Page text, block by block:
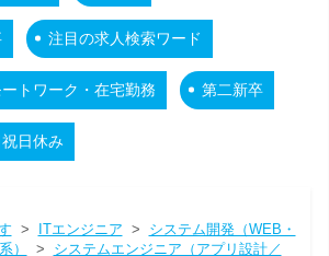
注目の求人検索ワード
ートワーク・在宅勤務 第二新卒
日休み
> ITエンジニア > システム開発（WEB・
）
> システムエンジニア（アプリ設計／